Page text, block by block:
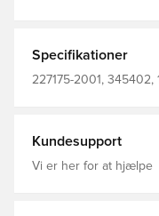
et rum til en 15" laptop.
Specifikationer
227175-2001, 345402,
Kundesupport
Vi er her for at hjælpe